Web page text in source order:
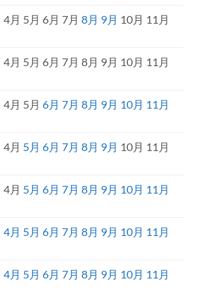
4月 5月 6月 7月 8月 9月 10月 11月
4月 5月 6月 7月 8月 9月 10月 11月
4月 5月 6月 7月 8月 9月 10月 11月
4月 5月 6月 7月 8月 9月 10月 11月
4月 5月 6月 7月 8月 9月 10月 11月
4月 5月 6月 7月 8月 9月 10月 11月
4月 5月 6月 7月 8月 9月 10月 11月